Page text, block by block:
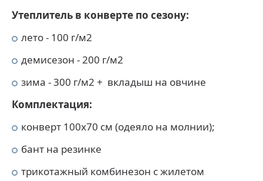
Утеплитель в конверте по сезону:
лето - 100 г/м2
демисезон - 200 г/м2
зима - 300 г/м2 + вкладыш на овчине
Комплектация:
конверт 100х70 см (одеяло на молнии);
бант на резинке
трикотажный комбинезон с жилетом